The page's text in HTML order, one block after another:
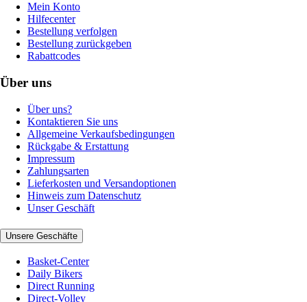
Mein Konto
Hilfecenter
Bestellung verfolgen
Bestellung zurückgeben
Rabattcodes
Über uns
Über uns?
Kontaktieren Sie uns
Allgemeine Verkaufsbedingungen
Rückgabe & Erstattung
Impressum
Zahlungsarten
Lieferkosten und Versandoptionen
Hinweis zum Datenschutz
Unser Geschäft
Unsere Geschäfte
Basket-Center
Daily Bikers
Direct Running
Direct-Volley